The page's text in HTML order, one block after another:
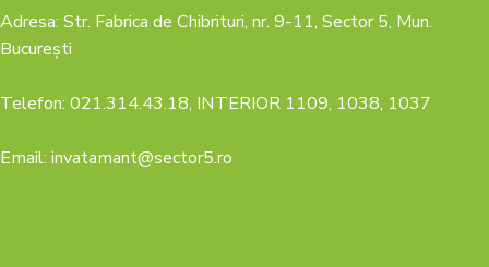
Adresa: Str. Fabrica de Chibrituri, nr. 9-11, Sector 5, Mun.
București
Telefon: 021.314.43.18, INTERIOR 1109, 1038, 1037
Email: invatamant@sector5.ro